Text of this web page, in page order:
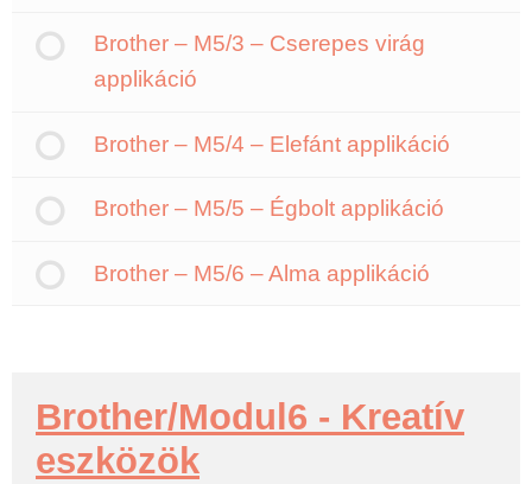
Brother – M5/3 – Cserepes virág
applikáció
Brother – M5/4 – Elefánt applikáció
Brother – M5/5 – Égbolt applikáció
Brother – M5/6 – Alma applikáció
Brother/Modul6 - Kreatív
eszközök